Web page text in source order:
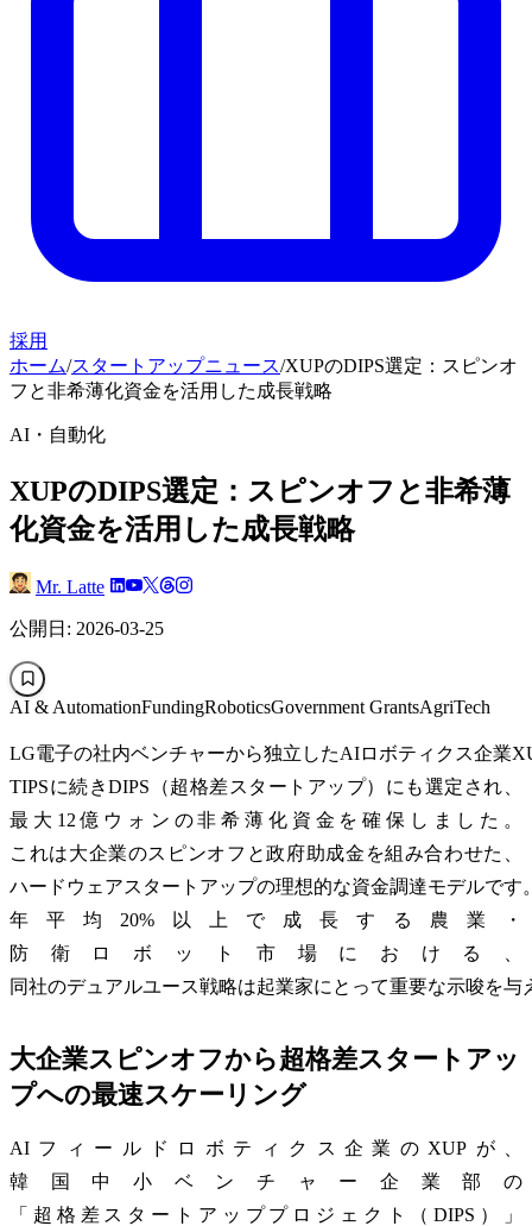
採用
ホーム/スタートアップニュース/XUPのDIPS選定：スピンオ
フと非希薄化資金を活用した成長戦略
AI・自動化
XUPのDIPS選定：スピンオフと非希薄
化資金を活用した成長戦略
Mr. Latte
公開日: 2026-03-25
AI & AutomationFundingRoboticsGovernment GrantsAgriTech
LG電子の社内ベンチャーから独立したAIロボティクス企業
TIPSに続きDIPS（超格差スタートアップ）にも選定され、
最大12億ウォンの非希薄化資金を確保しました。
これは大企業のスピンオフと政府助成金を組み合わせた、
ハードウェアスタートアップの理想的な資金調達モデルです
年平均20%以上で成長する農業・
防衛ロボット市場における、
同社のデュアルユース戦略は起業家にとって重要な示唆を与
大企業スピンオフから超格差スタートアッ
プへの最速スケーリング
AIフィールドロボティクス企業のXUPが、
韓国中小ベンチャー企業部の
「超格差スタートアッププロジェクト（DIPS）」